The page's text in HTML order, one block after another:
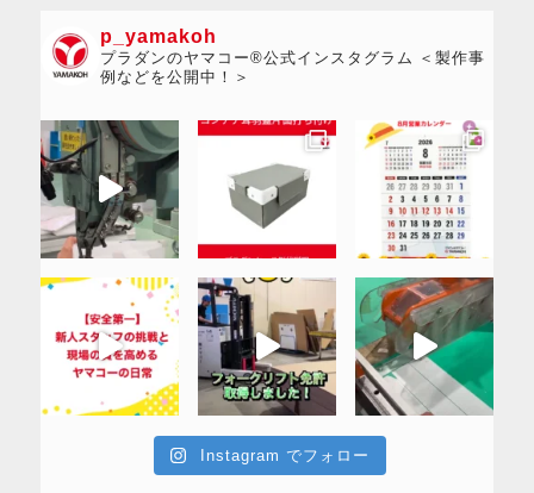
p_yamakoh
プラダンのヤマコー®公式インスタグラム ＜製作事
例などを公開中！＞
Instagram でフォロー